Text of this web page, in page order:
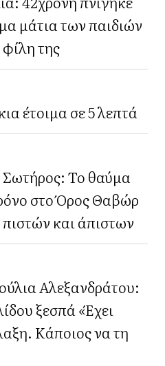
μάτια των παιδιών
της
έτοιμα σε 5 λεπτά
Το θαύμα
στο Όρος Θαβώρ
και άπιστων
Αλεξανδράτου:
ξεσπά «Έχει
Κάποιος να τη